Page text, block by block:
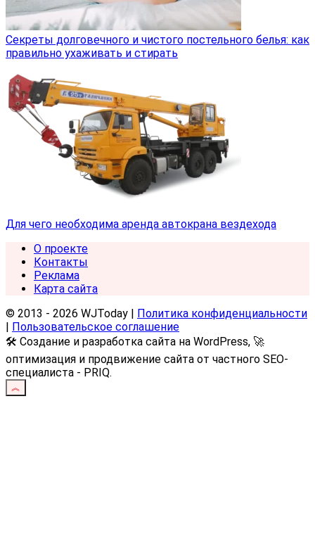
Секреты долговечного и чистого постельного белья: как
правильно ухаживать и стирать
Для чего необходима аренда автокрана вездехода
О проекте
Контакты
Реклама
Карта сайта
© 2013 - 2026 WJToday | Политика конфиденциальности
| Пользовательское соглашение
🛠️ Создание и разработка сайта на WordPress, 🚀
оптимизация и продвижение сайта от частного SEO-
специалиста - PRIQ.